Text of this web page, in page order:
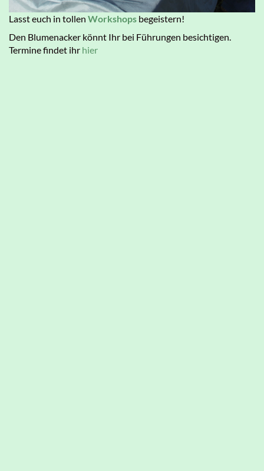
Lasst euch in tollen Workshops begeistern!
Den Blumenacker könnt Ihr bei Führungen besichtigen.
Termine findet ihr hier